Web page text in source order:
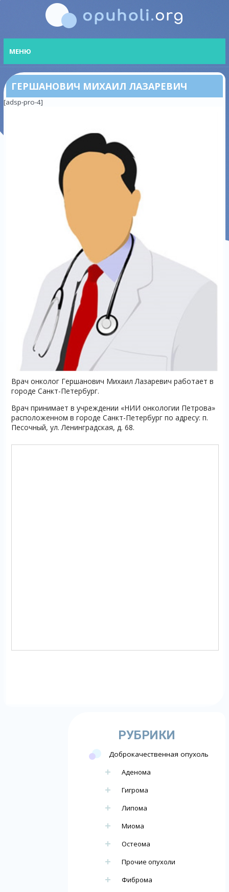
МЕНЮ
ГЕРШАНОВИЧ МИХАИЛ ЛАЗАРЕВИЧ
[adsp-pro-4]
Врач онколог Гершанович Михаил Лазаревич работает в
городе Санкт-Петербург.
Врач принимает в учреждении «НИИ онкологии Петрова»
расположенном в городе Санкт-Петербург по адресу: п.
Песочный, ул. Ленинградская, д. 68.
РУБРИКИ
Доброкачественная опухоль
Аденома
Гигрома
Липома
Миома
Остеома
Прочие опухоли
Фиброма